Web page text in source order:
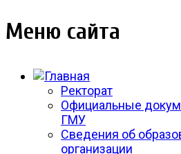
Меню сайта
Ректорат
Официальные
ГМУ
Сведения об
организации